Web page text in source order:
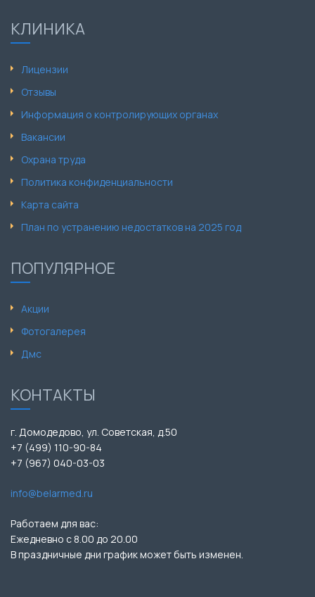
КЛИНИКА
Лицензии
Отзывы
Информация о контролирующих органах
Вакансии
Охрана труда
Политика конфиденциальности
Карта сайта
План по устранению недостатков на 2025 год
ПОПУЛЯРНОЕ
Акции
Фотогалерея
Дмс
КОНТАКТЫ
г. Домодедово, ул. Советская, д.50
+7 (499) 110-90-84
+7 (967) 040-03-03
info@belarmed.ru
Работаем для вас:
Ежедневно с 8.00 до 20.00
В праздничные дни график может быть изменен.